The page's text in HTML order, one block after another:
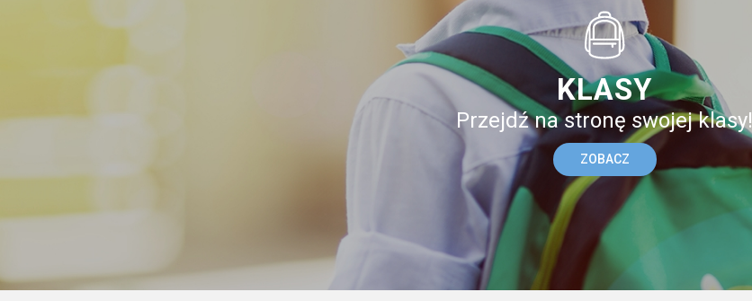
KLASY
Przejdź na stronę swojej klasy!
ZOBACZ